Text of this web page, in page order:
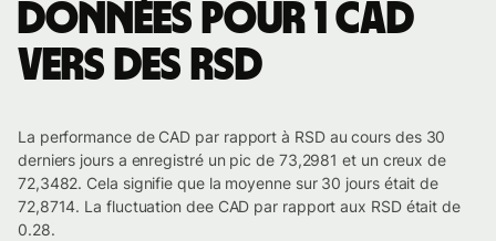
Données pour 1 CAD
vers des RSD
La performance de CAD par rapport à RSD au cours des 30
derniers jours a enregistré un pic de 73,2981 et un creux de
72,3482. Cela signifie que la moyenne sur 30 jours était de
72,8714. La fluctuation dee CAD par rapport aux RSD était de
0.28.